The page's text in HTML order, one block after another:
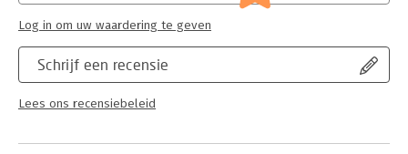
Schrijf een recensie
Lees ons recensiebeleid
Log in om uw waardering te geven